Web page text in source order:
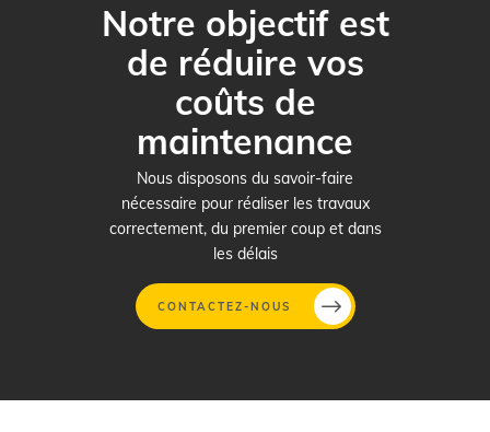
Notre objectif est
de réduire vos
coûts de
maintenance
Nous disposons du savoir-faire
nécessaire pour réaliser les travaux
correctement, du premier coup et dans
les délais
CONTACTEZ-NOUS